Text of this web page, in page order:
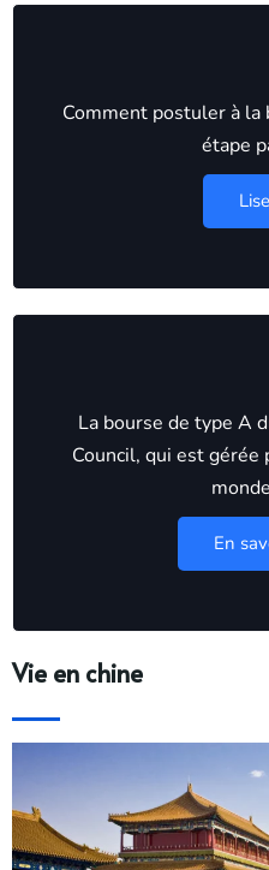
Comment postuler à la
étape
La bourse de type A
Council, qui est gérée
En
Vie en chine